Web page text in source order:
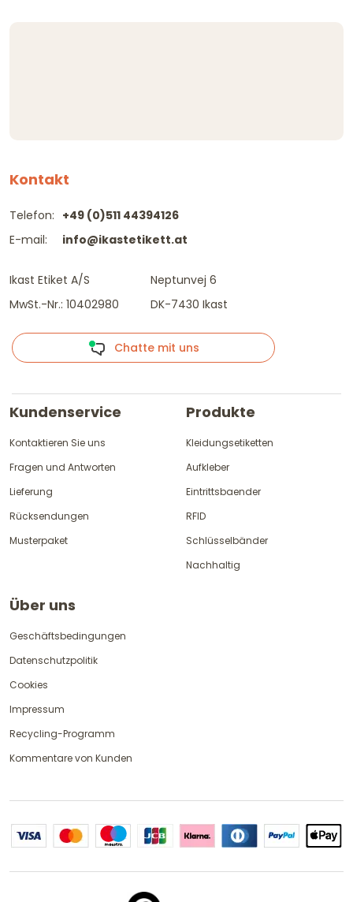
Kontakt
Telefon:
E-mail:
+49 (0)511 44394126
info@ikastetikett.at
Ikast Etiket A/S
MwSt.-Nr.: 10402980
Neptunvej 6
DK-7430 Ikast
Chatte mit uns
Kundenservice
Kontaktieren Sie uns
Fragen und Antworten
Lieferung
Rücksendungen
Musterpaket
Produkte
Kleidungsetiketten
Aufkleber
Eintrittsbaender
RFID
Schlüsselbänder
Nachhaltig
Über uns
Geschäftsbedingungen
Datenschutzpolitik
Cookies
Impressum
Recycling-Programm
Kommentare von Kunden